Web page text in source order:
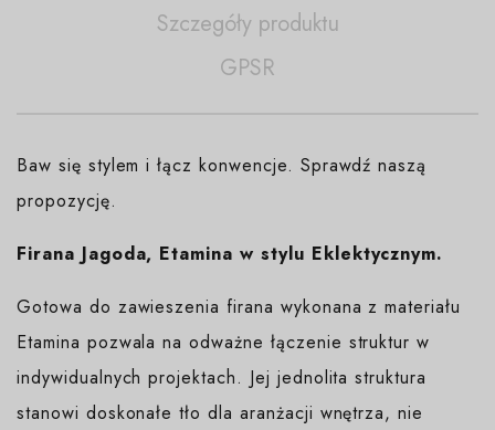
Szczegóły produktu
GPSR
Baw się stylem i łącz konwencje. Sprawdź naszą
propozycję.
Firana Jagoda, Etamina w stylu Eklektycznym.
Gotowa do zawieszenia firana wykonana z materiału
Etamina pozwala na odważne łączenie struktur w
indywidualnych projektach. Jej jednolita struktura
stanowi doskonałe tło dla aranżacji wnętrza, nie